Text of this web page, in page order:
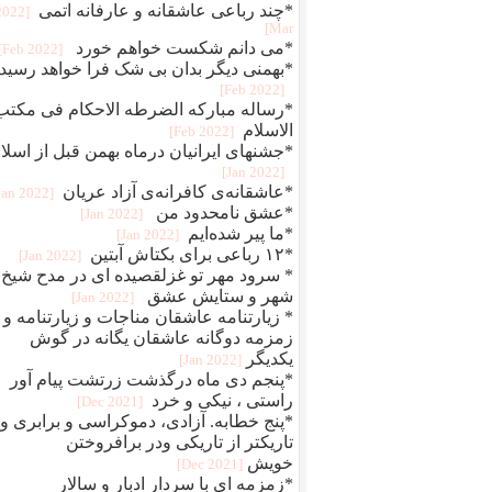
*چند رباعی عاشقانه و عارفانه اتمی
Mar]
*می دانم شکست خواهم خورد [2022 Feb]
*بهمنی دیگر بدان بی شک فرا خواهد رسید
[2022 Feb]
*رساله مبارکه الضرطه الاحکام فی
الاسلام
[2022 Feb]
*جشنهای ایرانیان درماه بهمن قبل از
[2022 Jan]
*عاشقانه‌ی کافرانه‌ی آزاد عریان [2022 Jan]
*عشق نامحدود من [2022 Jan]
*ما پیر شده‌ایم [2022 Jan]
*۱۲ رباعی برای بکتاش آبتین [2022 Jan]
* سرود مهر تو غزلقصیده ای در مدح شیخ
شهر و ستایش عشق
[2022 Jan]
* زیارتنامه عاشقان مناجات و زیارتنامه و
زمزمه دوگانه عاشقان یگانه در گوش
یکدیگر
[2022 Jan]
*پنجم دی ماه درگذشت زرتشت پیام آور
راستی ، نیکی و خرد
[2021 Dec]
*پنج خطابه. آزادی، دموکراسی و برابری و
تاریکتر از تاریکی ودر برافروختن
خویش [2021 Dec]
*زمزمه ای با سردار ادبار و سالار